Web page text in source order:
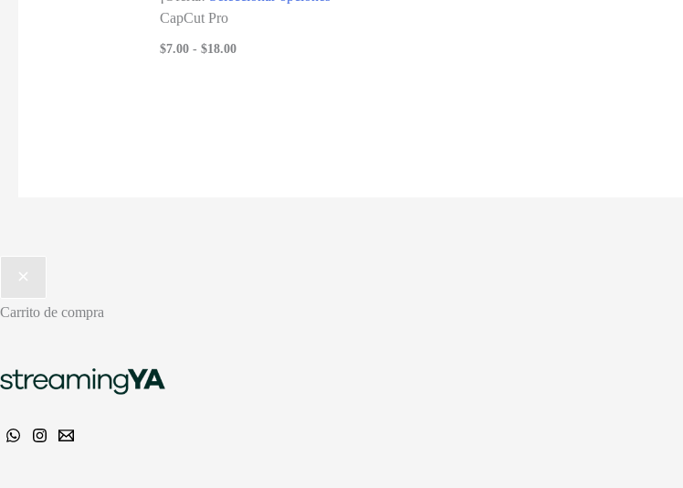
CapCut Pro
$7.00 - $18.00
Carrito de compra